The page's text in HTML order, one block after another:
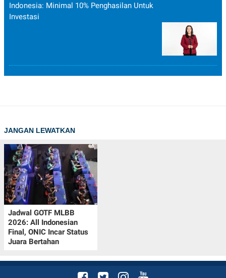
Indonesia: Minimal 10% Penghasilan Untuk
Investasi
JANGAN LEWATKAN
Jadwal GOTF MLBB
2026: All Indonesian
Final, ONIC Incar Status
Juara Bertahan